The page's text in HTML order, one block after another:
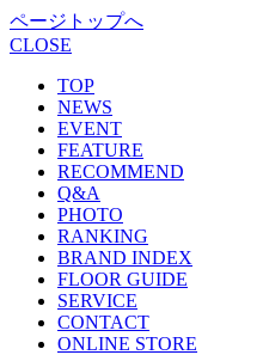
ページトップへ
CLOSE
TOP
NEWS
EVENT
FEATURE
RECOMMEND
Q&A
PHOTO
RANKING
BRAND INDEX
FLOOR GUIDE
SERVICE
CONTACT
ONLINE STORE